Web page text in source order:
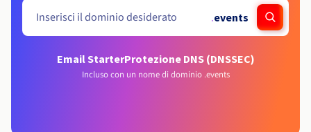
.events
Email StarterProtezione DNS (DNSSEC)
Incluso con un nome di dominio .events